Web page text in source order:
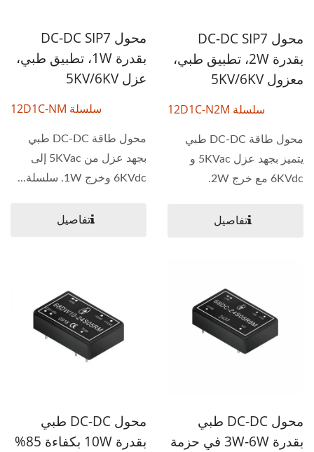
محول DC-DC SIP7
بقدرة 2W، تطبيق طبي،
معزول 5KV/6KV
سلسلة 12D1C-N2M
محول طاقة DC-DC طبي
يتميز بجهد عزل 5KVac و
6KVdc مع خرج 2W.
تفاصيل
محول DC-DC SIP7
بقدرة 1W، تطبيق طبي،
عزل 5KV/6KV
سلسلة 12D1C-NM
محول طاقة DC-DC طبي
بجهد عزل من 5KVac إلى
6KVdc وخرج 1W. سلسلة...
تفاصيل
محول DC-DC طبي
بقدرة 3W-6W في حزمة
محول DC-DC طبي
بقدرة 10W بكفاءة 85%